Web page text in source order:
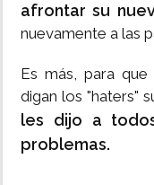
afrontar su
nuevamente a las
Es más, para
digan los "haters"
les dijo a
problemas.